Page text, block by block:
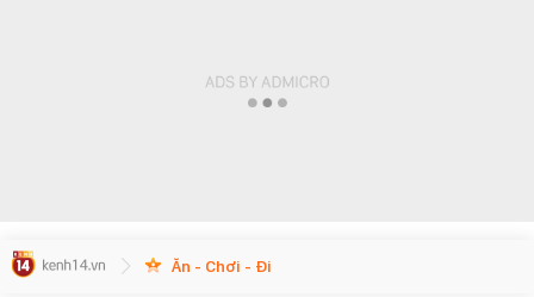
Ăn - Chơi - Đi